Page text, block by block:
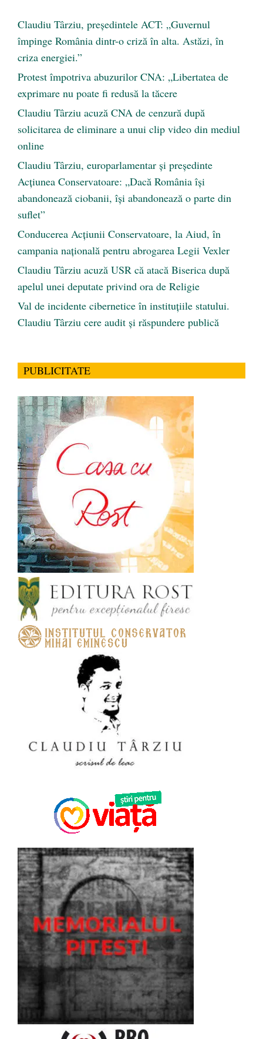
Claudiu Târziu, președintele ACT: „Guvernul
împinge România dintr-o criză în alta. Astăzi, în
criza energiei.”
Protest împotriva abuzurilor CNA: „Libertatea de
exprimare nu poate fi redusă la tăcere
Claudiu Târziu acuză CNA de cenzură după
solicitarea de eliminare a unui clip video din mediul
online
Claudiu Târziu, europarlamentar și președinte
Acțiunea Conservatoare: „Dacă România își
abandonează ciobanii, își abandonează o parte din
suflet”
Conducerea Acțiunii Conservatoare, la Aiud, în
campania națională pentru abrogarea Legii Vexler
Claudiu Târziu acuză USR că atacă Biserica după
apelul unei deputate privind ora de Religie
Val de incidente cibernetice în instituțiile statului.
Claudiu Târziu cere audit și răspundere publică
PUBLICITATE